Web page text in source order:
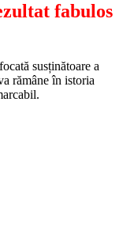
fabulos
susținătoare a
rămâne în istoria